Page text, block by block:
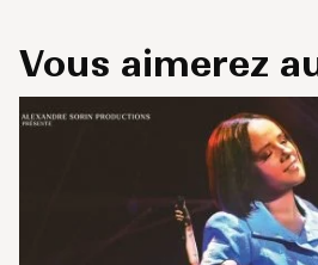
Vous aimerez